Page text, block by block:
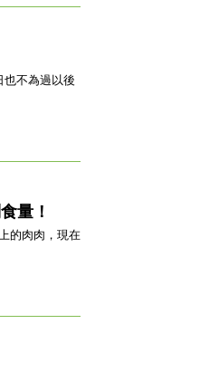
也不為過以後
量！